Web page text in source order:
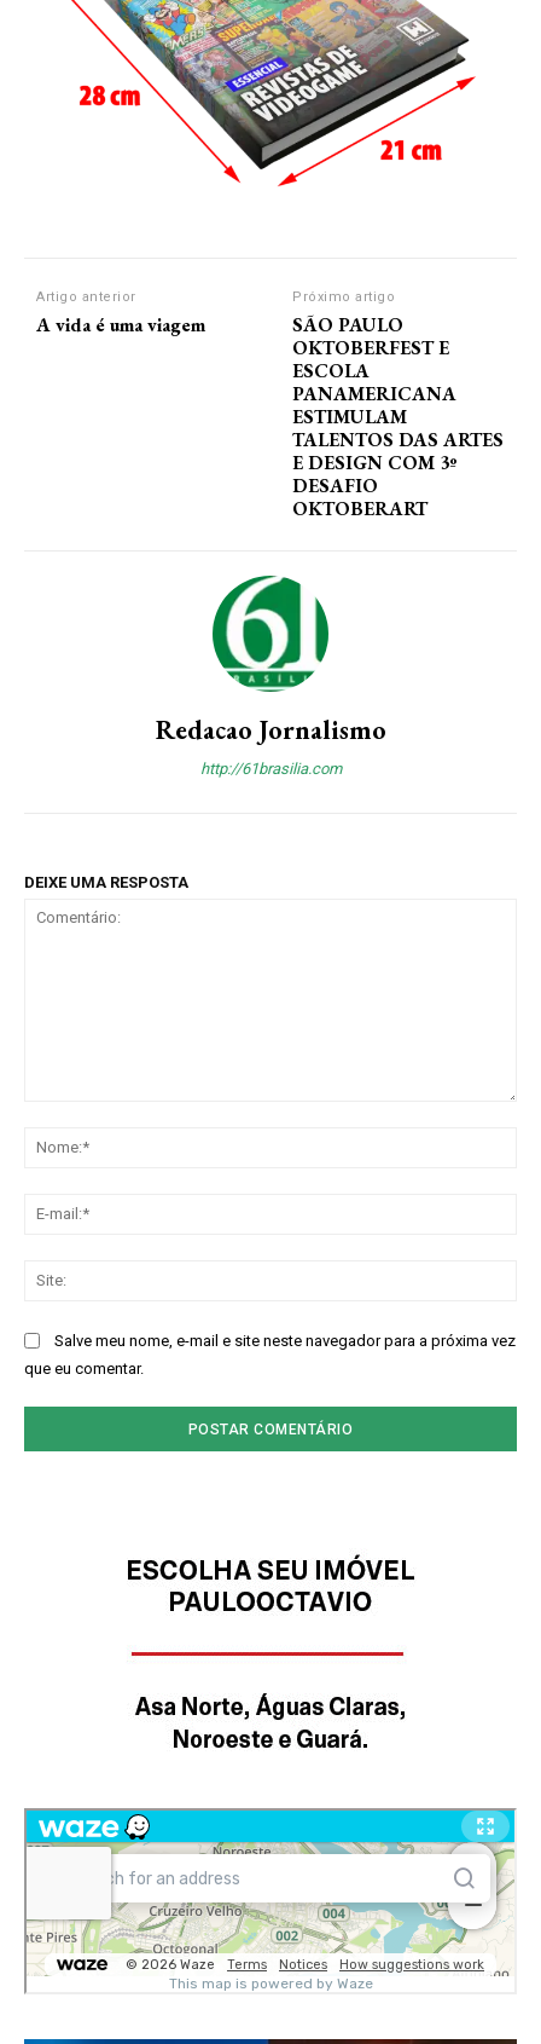
Artigo anterior
A vida é uma viagem
Próximo artigo
SÃO PAULO
OKTOBERFEST E
ESCOLA
PANAMERICANA
ESTIMULAM
TALENTOS DAS ARTES
E DESIGN COM 3º
DESAFIO
OKTOBERART
Redacao Jornalismo
http://61brasilia.com
DEIXE UMA RESPOSTA
Salve meu nome, e-mail e site neste navegador para a próxima vez
que eu comentar.